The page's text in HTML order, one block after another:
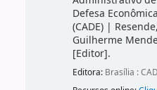
Defesa Econômica
(CADE)| Resende,
Guilherme
[Editor].
Editora: Brasília :